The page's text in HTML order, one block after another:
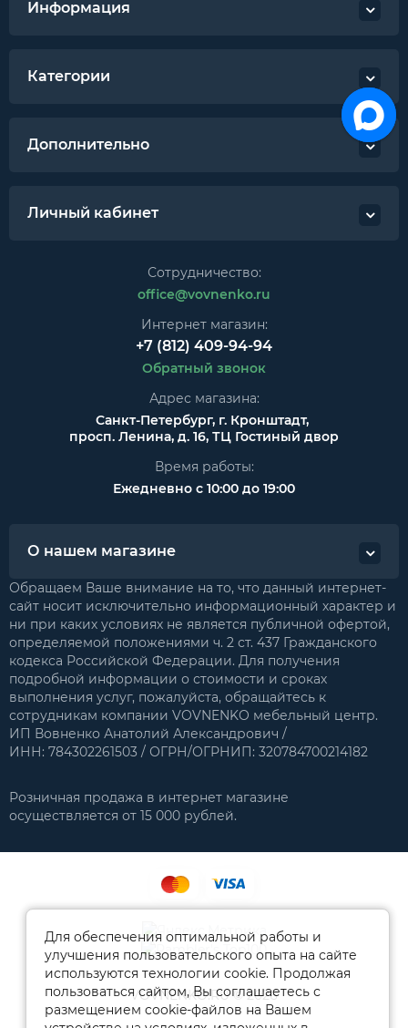
Информация
Категории
Дополнительно
Личный кабинет
Сотрудничество:
office@vovnenko.ru
Интернет магазин:
+7 (812) 409-94-94
Обратный звонок
Адрес магазина:
Санкт-Петербург, г. Кронштадт,
просп. Ленина, д. 16, ТЦ Гостиный двор
Время работы:
Ежедневно с 10:00 до 19:00
О нашем магазине
Обращаем Ваше внимание на то, что данный интернет-
сайт носит исключительно информационный характер и
ни при каких условиях не является публичной офертой,
определяемой положениями ч. 2 ст. 437 Гражданского
кодекса Российской Федерации. Для получения
подробной информации о стоимости и сроках
выполнения услуг, пожалуйста, обращайтесь к
сотрудникам компании VOVNENKO мебельный центр.
ИП Вовненко Анатолий Александрович /
ИНН: 784302261503 / ОГРН/ОГРНИП: 320784700214182
Розничная продажа в интернет магазине
осуществляется от 15 000 рублей.
VOVNENKO.RU © 2026
Для обеспечения оптимальной работы и
улучшения пользовательского опыта на сайте
используются технологии cookie. Продолжая
пользоваться сайтом, Вы соглашаетесь с
размещением cookie-файлов на Вашем